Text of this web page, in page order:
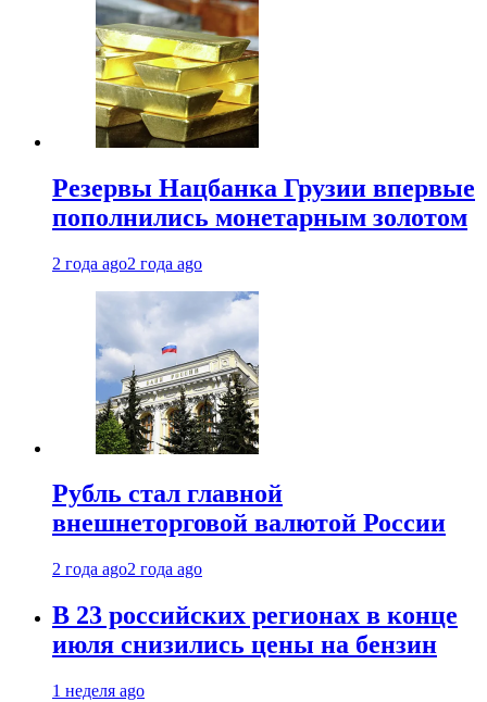
Резервы Нацбанка Грузии впервые
пополнились монетарным золотом
2 года ago2 года ago
Рубль стал главной
внешнеторговой валютой России
2 года ago2 года ago
В 23 российских регионах в конце
июля снизились цены на бензин
1 неделя ago